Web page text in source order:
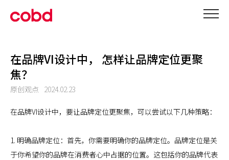
在品牌VI设计中， 怎样让品牌定位更聚
焦？
原创观点 2024.02.23
在品牌VI设计中，要让品牌定位更聚焦，可以尝试以下几种策略：
1. 明确品牌定位：首先，你需要明确你的品牌定位。品牌定位是关
于你希望你的品牌在消费者心中占据的位置。这包括你的品牌代表